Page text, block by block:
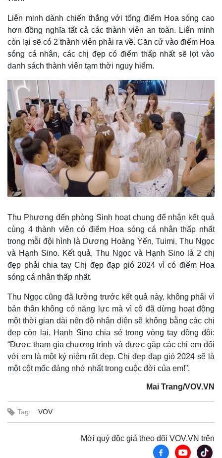
Sức khỏe
Dinh dưỡng - món ngon
Cây thuốc
Đời sống
Blog
Tình yêu - Gia đình
Liên minh dành chiến thắng với tổng điểm Hoa sóng cao
hơn đồng nghĩa tất cả các thành viên an toàn. Liên minh
còn lại sẽ có 2 thành viên phải ra về. Căn cứ vào điểm Hoa
sóng cá nhân, các chị đẹp có điểm thấp nhất sẽ lọt vào
danh sách thành viên tạm thời nguy hiểm.
Thu Phương đến phòng Sinh hoạt chung để nhận kết quả
cùng 4 thành viên có điểm Hoa sóng cá nhân thấp nhất
trong mỗi đội hình là Dương Hoàng Yến, Tuimi, Thu Ngọc
và Hạnh Sino. Kết quả, Thu Ngọc và Hạnh Sino là 2 chị
đẹp phải chia tay Chị đẹp đạp gió 2024 vì có điểm Hoa
sóng cá nhân thấp nhất.
Thu Ngọc cũng đã lường trước kết quả này, không phải vì
bản thân không có năng lực mà vì cô đã dừng hoạt động
một thời gian dài nên độ nhận diện sẽ không bằng các chị
đẹp còn lại. Hạnh Sino chia sẻ trong vòng tay đồng đội:
“Được tham gia chương trình và được gặp các chị em đối
với em là một kỷ niệm rất đẹp. Chị đẹp đạp gió 2024 sẽ là
một cột mốc đáng nhớ nhất trong cuộc đời của em!”.
Mai Trang/VOV.VN
Tag: VOV
Mời quý độc giả theo dõi VOV.VN trên